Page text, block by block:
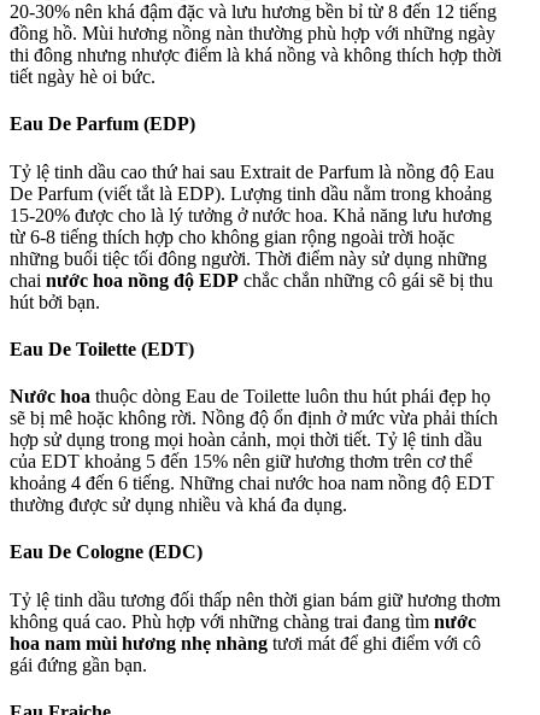
20-30% nên khá đậm đặc và lưu hương bền bỉ từ 8 đến 12 tiếng
đồng hồ. Mùi hương nồng nàn thường phù hợp với những ngày
thi đông nhưng nhược điểm là khá nồng và không thích hợp thời
tiết ngày hè oi bức.
Eau De Parfum (EDP)
Tỷ lệ tinh dầu cao thứ hai sau Extrait de Parfum là nồng độ Eau
De Parfum (viết tắt là EDP). Lượng tinh dầu nằm trong khoảng
15-20% được cho là lý tưởng ở nước hoa. Khả năng lưu hương
từ 6-8 tiếng thích hợp cho không gian rộng ngoài trời hoặc
những buổi tiệc tối đông người. Thời điểm này sử dụng những
chai nước hoa nồng độ EDP chắc chắn những cô gái sẽ bị thu
hút bởi bạn.
Eau De Toilette (EDT)
Nước hoa thuộc dòng Eau de Toilette luôn thu hút phái đẹp họ
sẽ bị mê hoặc không rời. Nồng độ ổn định ở mức vừa phải thích
hợp sử dụng trong mọi hoàn cảnh, mọi thời tiết. Tỷ lệ tinh dầu
của EDT khoảng 5 đến 15% nên giữ hương thơm trên cơ thể
khoảng 4 đến 6 tiếng. Những chai nước hoa nam nồng độ EDT
thường được sử dụng nhiều và khá đa dụng.
Eau De Cologne (EDC)
Tỷ lệ tinh dầu tương đối thấp nên thời gian bám giữ hương thơm
không quá cao. Phù hợp với những chàng trai đang tìm nước
hoa nam mùi hương nhẹ nhàng tươi mát để ghi điểm với cô
gái đứng gần bạn.